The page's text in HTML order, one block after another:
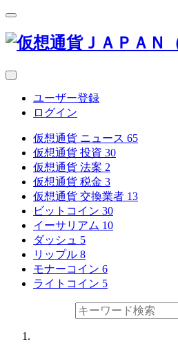
ユーザー登録
ログイン
仮想通貨 ニュース 65
仮想通貨 投資 30
仮想通貨 法案 2
仮想通貨 税金 3
仮想通貨 交換業者 13
ビットコイン 30
イーサリアム 10
ダッシュ 5
リップル 8
モナーコイン 6
ライトコイン 5